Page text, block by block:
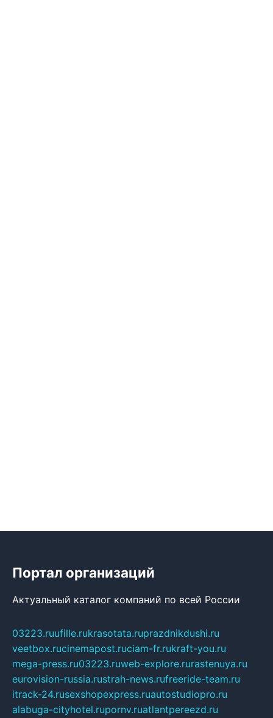
Портал организаций
Актуальный каталог компаний по всей России
03223.ruufille.rukrasotata.ruprazdnikdushi.ru
veetbox.rucinemapost.ruciam-fr.rukraft-you.ru
mega-press.ru03223.ruweb-explore.rurastenuya.ru
eurovision-russia.rustrah-news.rufreeride-team.ru
itrack-24.rusexshopexpress.ruautostudiopro.ru
alabuga-cityhotel.rupornv.ruatlantpereezd.ru